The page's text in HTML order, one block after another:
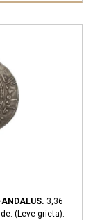
3,36
(Leve grieta).